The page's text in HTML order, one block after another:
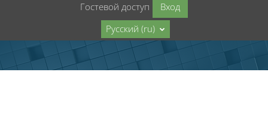
Гостевой доступ
Вход
Русский ‎(ru)‎